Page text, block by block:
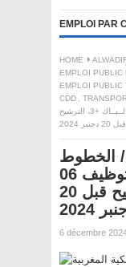
EMPLOI PAR
HOME
EMPLOI PUBLIC
EMPLOI PUBLIC
CDD ,
الخطوط الملكية المغربية تعلن توظيف 06 تقني بالــبــاك +3، الترشيح
قبل 20 دجنبر 2024
الخطوط
الملكية المغربية تعلن توظيف 06
تقني بالــبــاك +3، الترشيح قبل 20
2024
6 décembre